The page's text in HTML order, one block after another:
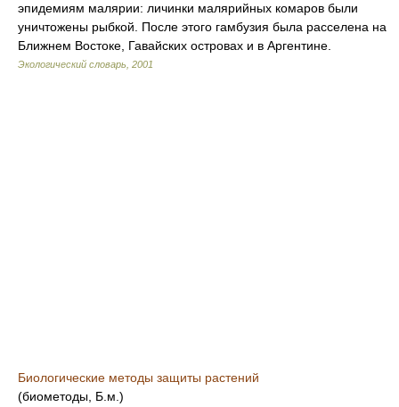
эпидемиям малярии: личинки малярийных комаров были
уничтожены рыбкой. После этого гамбузия была расселена на
Ближнем Востоке, Гавайских островах и в Аргентине.
Экологический словарь 2001
Биологические методы защиты растений
(биометоды, Б.м.)